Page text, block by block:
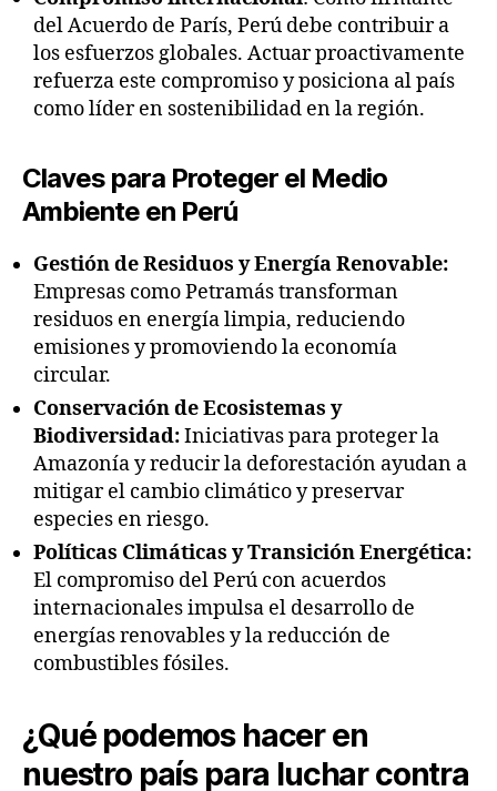
del Acuerdo de París, Perú debe contribuir a
los esfuerzos globales. Actuar proactivamente
refuerza este compromiso y posiciona al país
como líder en sostenibilidad en la región.
Claves para Proteger el Medio
Ambiente en Perú
Gestión de Residuos y Energía Renovable:
Empresas como Petramás transforman
residuos en energía limpia, reduciendo
emisiones y promoviendo la economía
circular.
Conservación de Ecosistemas y
Biodiversidad:Iniciativas para proteger la
Amazonía y reducir la deforestación ayudan a
mitigar el cambio climático y preservar
especies en riesgo.
Políticas Climáticas y Transición Energética:
El compromiso del Perú con acuerdos
internacionales impulsa el desarrollo de
energías renovables y la reducción de
combustibles fósiles.
¿Qué podemos hacer en
nuestro país para luchar contra